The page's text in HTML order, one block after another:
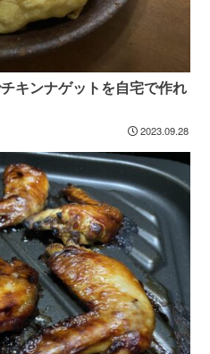
キンナゲットを自宅で作れ
2023.09.28